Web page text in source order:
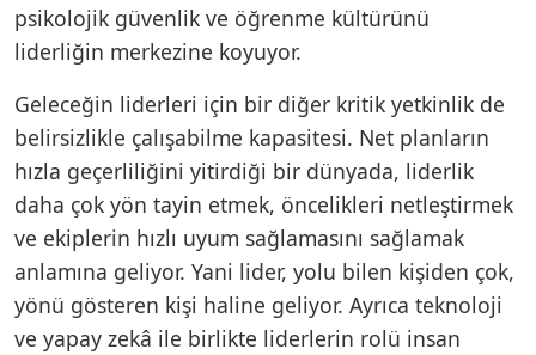
psikolojik güvenlik ve öğrenme kültürünü
liderliğin merkezine koyuyor.
Geleceğin liderleri için bir diğer kritik yetkinlik de
belirsizlikle çalışabilme kapasitesi. Net planların
hızla geçerliliğini yitirdiği bir dünyada, liderlik
daha çok yön tayin etmek, öncelikleri netleştirmek
ve ekiplerin hızlı uyum sağlamasını sağlamak
anlamına geliyor. Yani lider, yolu bilen kişiden çok,
yönü gösteren kişi haline geliyor. Ayrıca teknoloji
ve yapay zekâ ile birlikte liderlerin rolü insan